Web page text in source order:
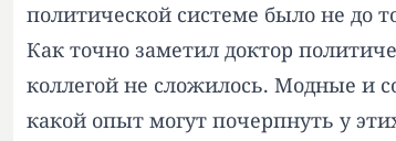
политической системе было не до
Как точно заметил доктор
коллегой не сложилось. Модные и
какой опыт могут почерпнуть у